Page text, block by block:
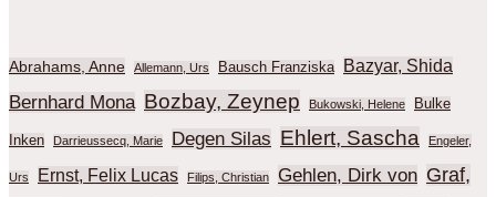
Abrahams, Anne Allemann, Urs Bausch Franziska Bazyar, Shida
Bernhard Mona Bozbay, Zeynep Bukowski, Helene Bulke
Inken Darrieussecq, Marie Degen Silas Ehlert, Sascha Engeler,
Urs Ernst, Felix Lucas Filips, Christian Gehlen, Dirk von Graf,